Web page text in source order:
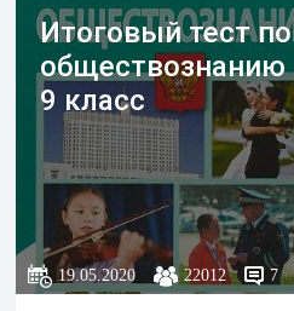
Итоговый тест по
обществознанию
9 класс
19.05.2020 22012 7